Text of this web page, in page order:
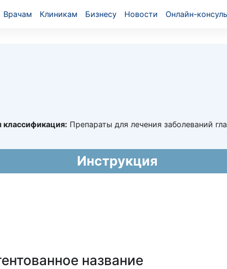
Врачам Клиникам Бизнесу Новости Онлайн-
Препараты для лечения заболеваний
Инструкция
название